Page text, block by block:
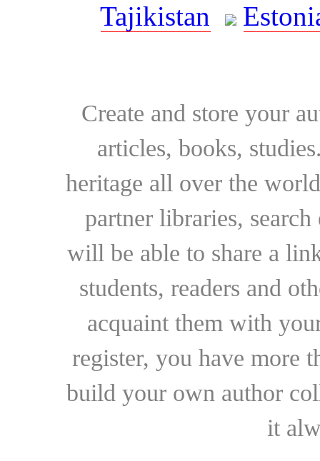
Tajikistan
Create and store your
articles, books,
heritage all over the
partner libraries,
will be able to share a
students, readers and
acquaint them with
register, you have more
build your own author
it